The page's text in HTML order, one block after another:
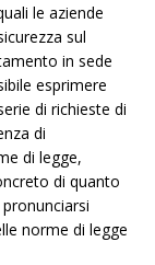
le aziende
sul
in sede
esprimere
di richieste di
di
di legge,
di quanto
norme di legge